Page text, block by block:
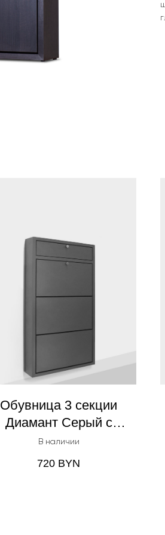
Обувница 3 секции
Диамант Серый с
верхним flip-кейсом
В наличии
720 BYN